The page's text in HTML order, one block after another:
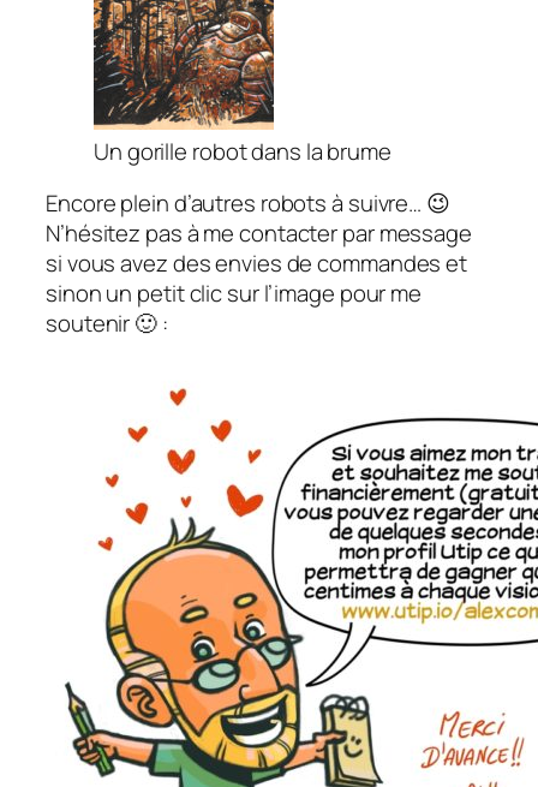
Un gorille robot dans la brume
Encore plein d’autres robots à suivre… 😉
N’hésitez pas à me contacter par message
si vous avez des envies de commandes et
sinon un petit clic sur l’image pour me
soutenir 🙂 :